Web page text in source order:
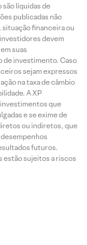
líquidas de
publicadas não
financeira ou
devem
suas
de investimento. Caso
sejam expressos
na taxa de câmbio
A XP
que
e se exime de
ou indiretos, que
futuros.
estão sujeitos a riscos